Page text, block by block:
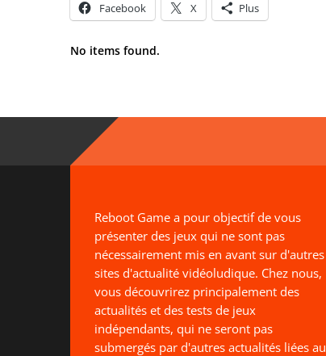
Facebook X Plus
No items found.
Reboot Game a pour objectif de vous
présenter des jeux qui ne sont pas
nécessairement mis en avant sur d'autres
sites d'actualité vidéoludique. Chez nous,
vous découvrirez principalement des
actualités et des tests de jeux
indépendants, qui ne seront pas
submergés par d'autres actualités liées au